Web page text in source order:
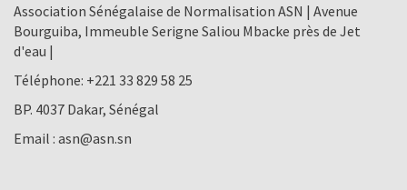
Association Sénégalaise de Normalisation ASN | Avenue
Bourguiba, Immeuble Serigne Saliou Mbacke près de Jet
d'eau |
Téléphone: +221 33 829 58 25
BP. 4037 Dakar, Sénégal
Email : asn@asn.sn